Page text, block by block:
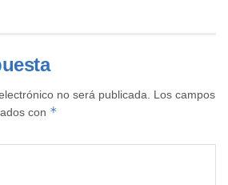
no será publicada.
Los campos
con *